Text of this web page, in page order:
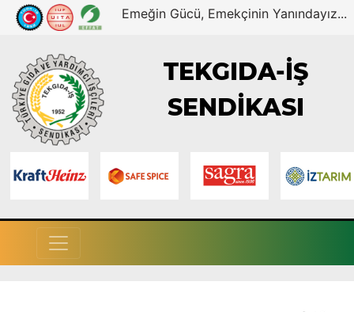
Emeğin Gücü, Emekçinin Yanındayız...
TEKGIDA-İŞ
SENDİKASI